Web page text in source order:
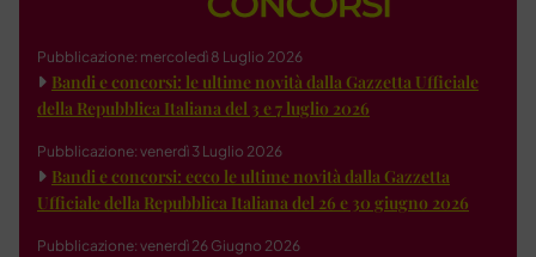
Pubblicazione: mercoledì 8 Luglio 2026
Bandi e concorsi: le ultime novità dalla Gazzetta Ufficiale
della Repubblica Italiana del 3 e 7 luglio 2026
Pubblicazione: venerdì 3 Luglio 2026
Bandi e concorsi: ecco le ultime novità dalla Gazzetta
Ufficiale della Repubblica Italiana del 26 e 30 giugno 2026
Pubblicazione: venerdì 26 Giugno 2026